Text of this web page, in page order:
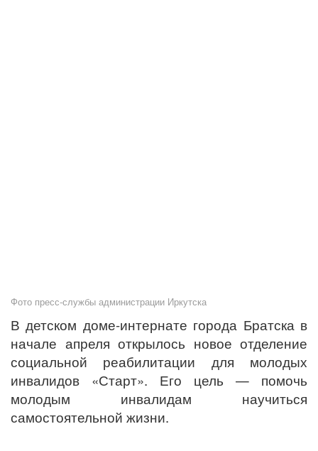
Фото пресс-службы администрации Иркутска
В детском доме-интернате города Братска в
начале апреля открылось новое отделение
социальной реабилитации для молодых
инвалидов «Старт». Его цель — помочь
молодым инвалидам научиться
самостоятельной жизни.